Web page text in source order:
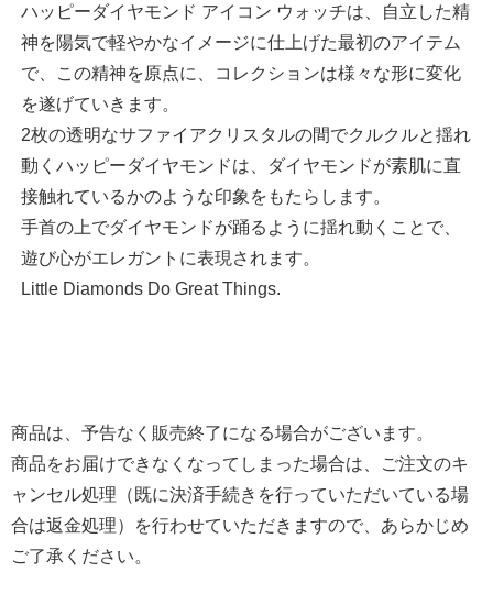
ハッピーダイヤモンド アイコン ウォッチは、自立した精
神を陽気で軽やかなイメージに仕上げた最初のアイテム
で、この精神を原点に、コレクションは様々な形に変化
を遂げていきます。
2枚の透明なサファイアクリスタルの間でクルクルと揺れ
動くハッピーダイヤモンドは、ダイヤモンドが素肌に直
接触れているかのような印象をもたらします。
手首の上でダイヤモンドが踊るように揺れ動くことで、
遊び心がエレガントに表現されます。
Little Diamonds Do Great Things.
商品は、予告なく販売終了になる場合がございます。
商品をお届けできなくなってしまった場合は、ご注文のキ
ャンセル処理（既に決済手続きを行っていただいている場
合は返金処理）を行わせていただきますので、あらかじめ
ご了承ください。